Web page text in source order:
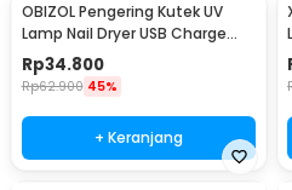
OBIZOL Pengering Kutek UV
Lamp Nail Dryer USB Charge
54W - MINI802
Rp34.800
Rp62.900 45%
+ Keranjang